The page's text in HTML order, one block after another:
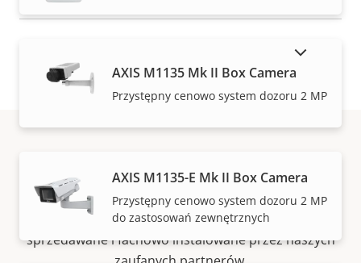
AXIS M1135 Mk II Box Camera
Przystępny cenowo system dozoru 2 MP
AXIS M1135-E Mk II Box Camera
Przystępny cenowo system dozoru 2 MP
do zastosowań zewnętrznych
Jak kupić
Rozwiązania i indywidualne produkty Axis są
sprzedawane i fachowo instalowane przez naszych